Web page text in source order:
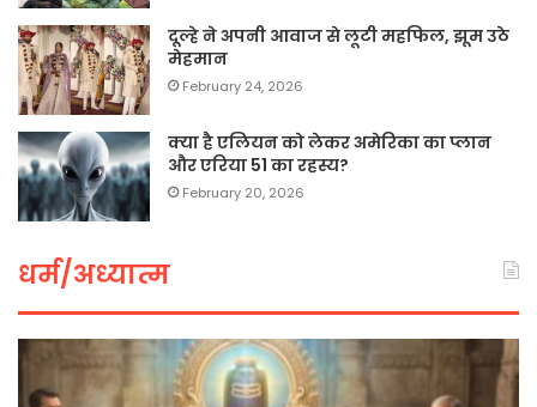
दूल्हे ने अपनी आवाज से लूटी महफिल, झूम उठे
मेहमान
February 24, 2026
क्या है एलियन को लेकर अमेरिका का प्लान
और एरिया 51 का रहस्य?
February 20, 2026
धर्म/अध्यात्म